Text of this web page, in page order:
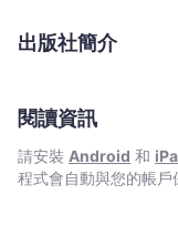
出版社簡介
閱讀資訊
請安裝 Android 和
程式會自動與您的帳戶